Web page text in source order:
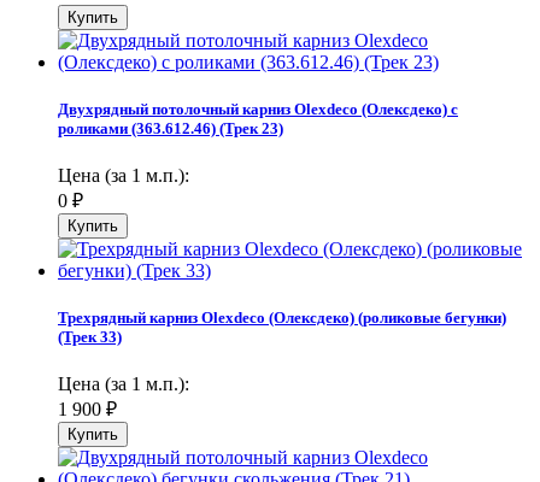
Двухрядный потолочный карниз Olexdeco (Олексдеко) c
роликами (363.612.46) (Трек 23)
Цена (за 1 м.п.):
0 ₽
Трехрядный карниз Olexdeco (Олексдеко) (роликовые бегунки)
(Трек 33)
Цена (за 1 м.п.):
1 900 ₽